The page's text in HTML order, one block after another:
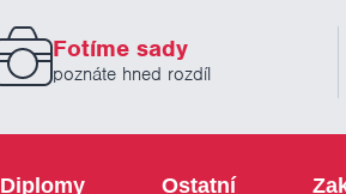
Fotíme sady
poznáte hned rozdíl
Diplomy Ostatní